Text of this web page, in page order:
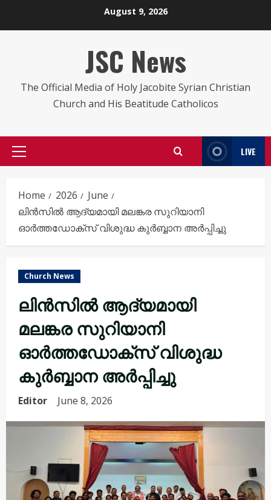
August 9, 2026
JSC News
The Official Media of Holy Jacobite Syrian Christian
Church and His Beatitude Catholicos
Primary
LIVE
Home 2026
June
ലിൻസിൽ ആദ്യമായി മലങ്കര സുറിയാനി
ഓർത്തഡോക്സ് വിശുദ്ധ കുർബ്ബാന അർപ്പിച്ചു
Church News
ലിൻസിൽ ആദ്യമായി
മലങ്കര സുറിയാനി
ഓർത്തഡോക്സ് വിശുദ്ധ
കുർബ്ബാന അർപ്പിച്ചു
Editor June 8, 2026